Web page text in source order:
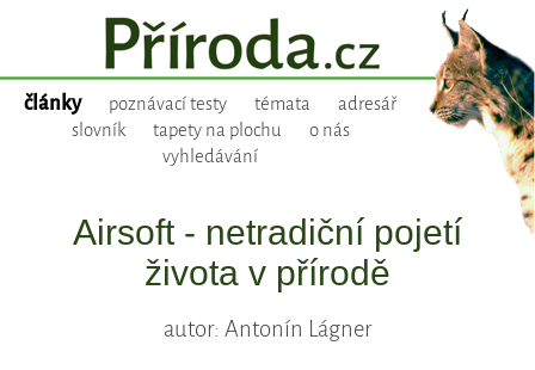
články poznávací testy témata
adresář
slovník
tapety na plochu
o nás
vyhledávání
Airsoft - netradiční pojetí
života v přírodě
autor: Antonín Lágner